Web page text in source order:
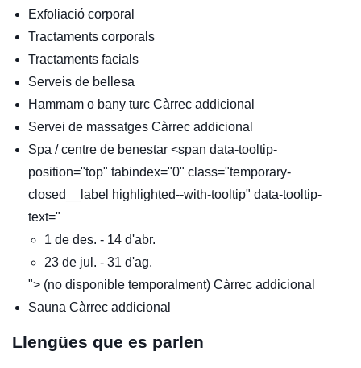
Exfoliació corporal
Tractaments corporals
Tractaments facials
Serveis de bellesa
Hammam o bany turc Càrrec addicional
Servei de massatges Càrrec addicional
Spa / centre de benestar <span data-tooltip-
position="top" tabindex="0" class="temporary-
closed__label highlighted--with-tooltip" data-tooltip-
text="
1 de des. - 14 d'abr.
23 de jul. - 31 d'ag.
"> (no disponible temporalment) Càrrec addicional
Sauna Càrrec addicional
Llengües que es parlen